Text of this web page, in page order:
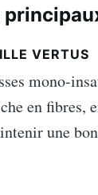
VERTUS
mono-
en fibres,
une